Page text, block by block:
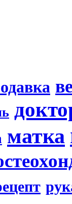
матка